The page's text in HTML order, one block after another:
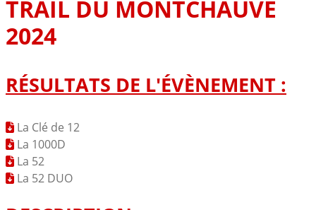
TRAIL DU MONTCHAUVE
2024
RÉSULTATS DE L'ÉVÈNEMENT :
La Clé de 12
La 1000D
La 52
La 52 DUO